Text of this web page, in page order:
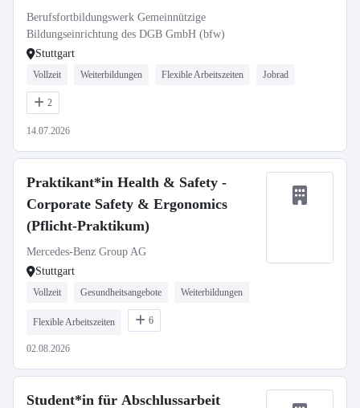
Berufsfortbildungswerk Gemeinnützige
Bildungseinrichtung des DGB GmbH (bfw)
Stuttgart
Vollzeit Weiterbildungen Flexible Arbeitszeiten Jobrad
2
14.07.2026
Praktikant*in Health & Safety -
Corporate Safety & Ergonomics
(Pflicht-Praktikum)
Mercedes-Benz Group AG
Stuttgart
Vollzeit Gesundheitsangebote Weiterbildungen
Flexible Arbeitszeiten 6
02.08.2026
Student*in für Abschlussarbeit